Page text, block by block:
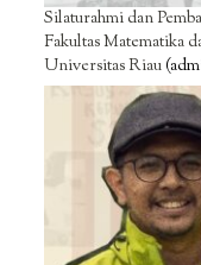
Silaturahmi dan
Fakultas Matematika
Universitas Riau